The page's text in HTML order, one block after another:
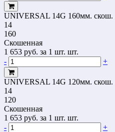
UNIVERSAL 14G 160мм. скош.
14
160
Скошенная
1 653 руб. за 1 шт. шт.
-
+
UNIVERSAL 14G 120мм. скош.
14
120
Скошенная
1 653 руб. за 1 шт. шт.
-
+